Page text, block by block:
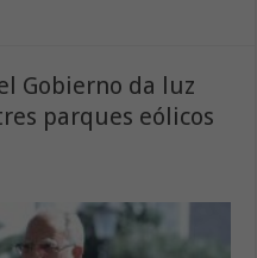
Gobierno da luz
parques eólicos